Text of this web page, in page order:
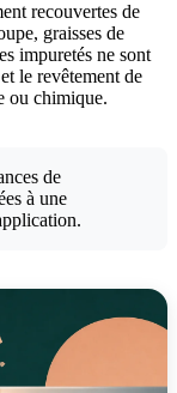
recouvertes de
graisses de
impuretés ne sont
le revêtement de
ou chimique.
de
à une